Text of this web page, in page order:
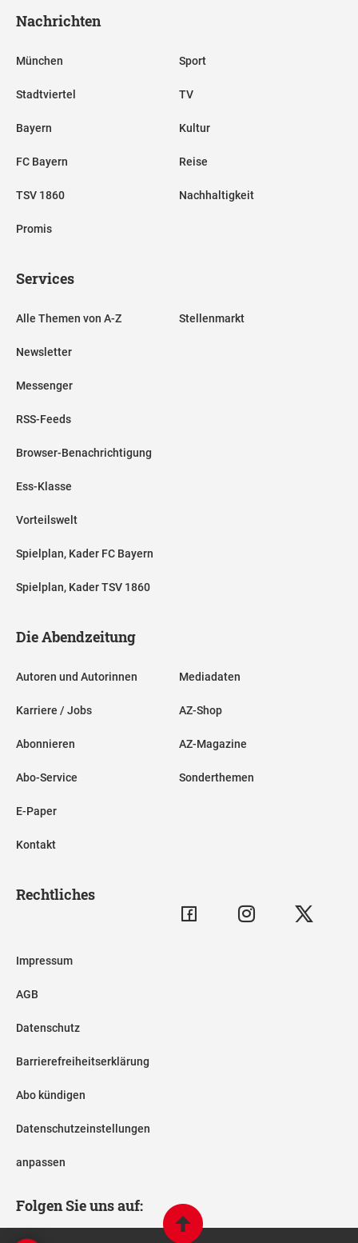
Nachrichten
München
Stadtviertel
Bayern
FC Bayern
TSV 1860
Promis
Sport
TV
Kultur
Reise
Nachhaltigkeit
Services
Alle Themen von A-Z
Newsletter
Messenger
RSS-Feeds
Browser-Benachrichtigung
Ess-Klasse
Vorteilswelt
Spielplan, Kader FC Bayern
Spielplan, Kader TSV 1860
Stellenmarkt
Die Abendzeitung
Autoren und Autorinnen
Karriere / Jobs
Abonnieren
Abo-Service
E-Paper
Kontakt
Mediadaten
AZ-Shop
AZ-Magazine
Sonderthemen
Rechtliches
Impressum
AGB
Datenschutz
Barrierefreiheitserklärung
Abo kündigen
Datenschutzeinstellungen
anpassen
Folgen Sie uns auf: